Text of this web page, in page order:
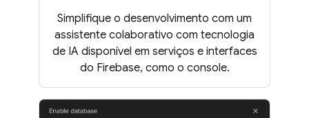
Simplifique o desenvolvimento com um
assistente colaborativo com tecnologia
de IA disponível em serviços e interfaces
do Firebase, como o console.